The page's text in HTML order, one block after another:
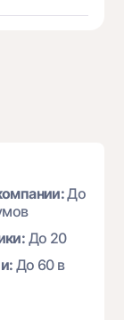
До
До 20
До 60 в